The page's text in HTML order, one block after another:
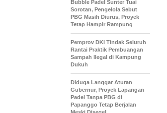
Bubble Padel Sunter Tuai
Sorotan, Pengelola Sebut
PBG Masih Diurus, Proyek
Tetap Hampir Rampung
Pemprov DKI Tindak Seluruh
Rantai Praktik Pembuangan
Sampah Ilegal di Kampung
Dukuh
Diduga Langgar Aturan
Gubernur, Proyek Lapangan
Padel Tanpa PBG di
Papanggo Tetap Berjalan